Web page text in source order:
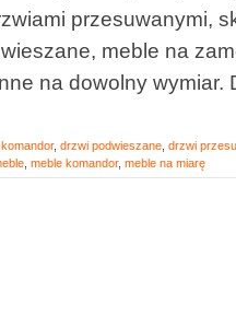
przesuwanymi,
meble na
na dowolny wymiar.
, drzwi podwieszane drzwi
meble komandor, meble na miarę